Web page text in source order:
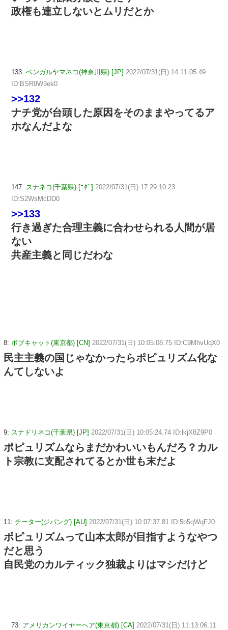
政権も連立しないとムリだとか
133: ベンガルヤマネコ(神奈川県) [JP] 2022/07/31(日) 14:11:05.49
ID:BSR9W3ek0
>>132
ナチ党が台頭した原因をそのままやってるア
ホなんだよな
147: スナネコ(千葉県) [ﾆﾀﾞ] 2022/07/31(日) 17:29:10.23
ID:S2WsMcDD0
>>133
行き過ぎた合理主義に合わせられる人間が居
ない
共産主義と同じだわな
8: ボブキャット(東京都) [CN] 2022/07/31(日) 10:05:08.75 ID:C9MhvUqX0
民主主義の国じゃなかったらポピュリズム化な
んてしないよ
9: スナドリネコ(千葉県) [JP] 2022/07/31(日) 10:05:24.74 ID:lkjX8Z9P0
ポピュリズムならまだかわいいもんだろ？カル
ト宗教に支配されてるとか世も末だよ
11: チーター(ジパング) [AU] 2022/07/31(日) 10:07:37.81 ID:5b5qWqFJ0
ポピュリズムって山本太郎が目指すようなやつ
だと思う
自民党のカルティック独裁よりはマシだけど
73: アメリカンワイヤーヘア(東京都) [CA] 2022/07/31(日) 11:13:06.11